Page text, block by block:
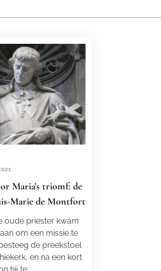
Maria's triomf: de
Marie de Montfort
oude priester kwam
om een missie te
de preekstoel
en na een kort